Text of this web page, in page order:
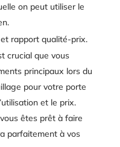
on peut utiliser le
rapport qualité-prix.
crucial que vous
principaux lors du
pour votre porte
et le prix.
êtes prêt à faire
parfaitement à vos